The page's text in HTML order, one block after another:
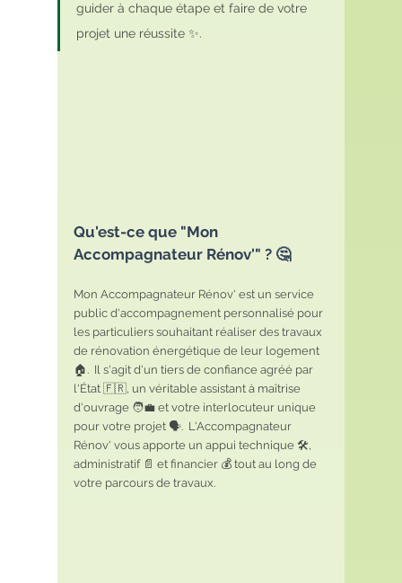
guider à chaque étape et faire de votre
projet une réussite ✨.
Qu'est-ce que "Mon
Accompagnateur Rénov'" ? 🤔
Mon Accompagnateur Rénov' est un service
public d'accompagnement personnalisé pour
les particuliers souhaitant réaliser des travaux
de rénovation énergétique de leur logement
🏠.  Il s'agit d'un tiers de confiance agréé par
l'État 🇫🇷, un véritable assistant à maîtrise
d'ouvrage 🧑‍💼 et votre interlocuteur unique
pour votre projet 🗣️.  L'Accompagnateur
Rénov' vous apporte un appui technique 🛠️,
administratif 📄 et financier 💰 tout au long de
votre parcours de travaux.